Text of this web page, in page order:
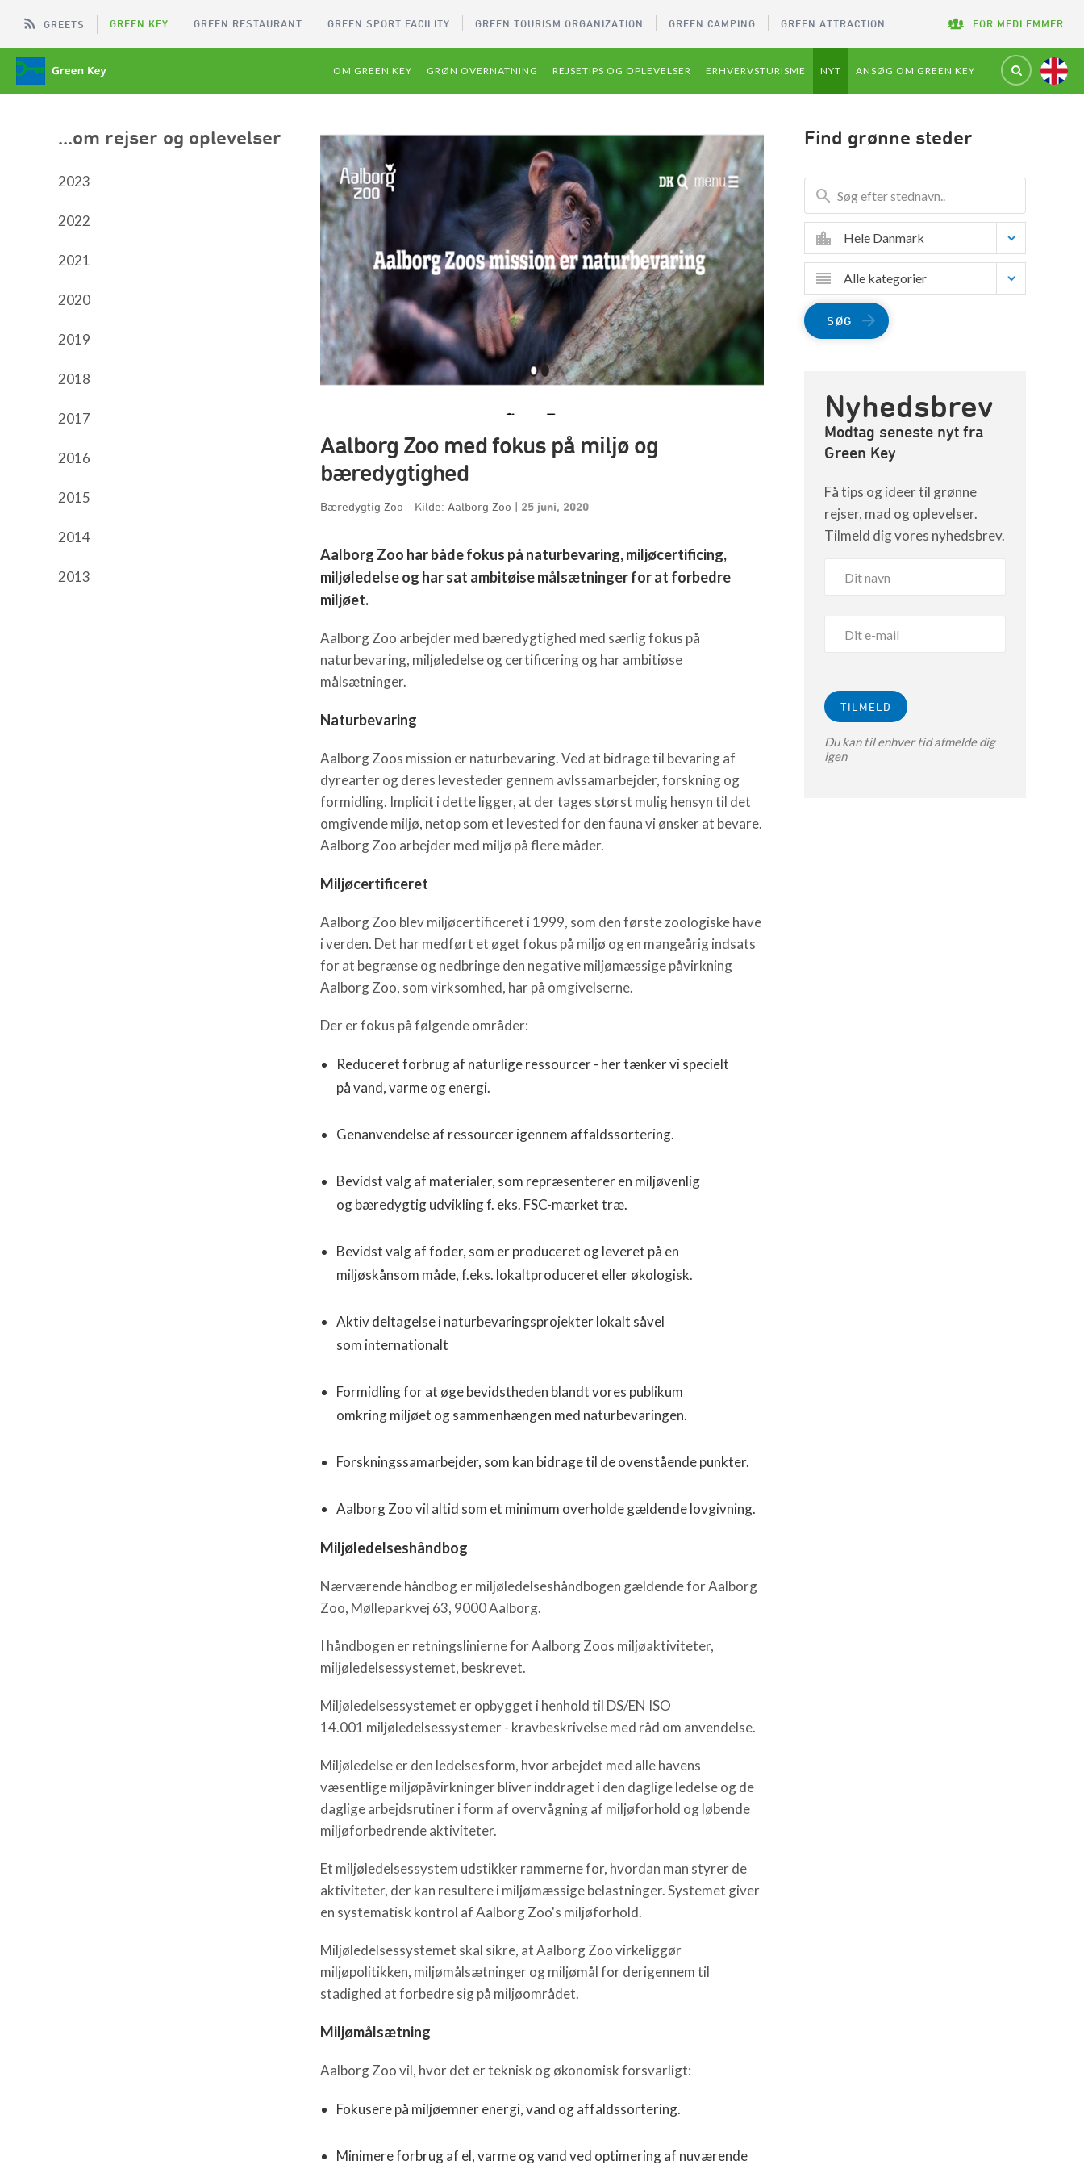
GREETS GREEN KEY GREEN RESTAURANT GREEN SPORT FACILITY GREEN TOURISM ORGANIZATION GREEN CAMPING GREEN ATTRACTION FOR MEDLEMMER
OM GREEN KEY GRØN OVERNATNING REJSETIPS OG OPLEVELSER ERHVERVSTURISME NYT ANSØG OM GREEN KEY
...om rejser og oplevelser
2023
2022
2021
2020
2019
2018
2017
2016
2015
2014
2013
Aalborg Zoo med fokus på miljø og
bæredygtighed
Bæredygtig Zoo - Kilde: Aalborg Zoo | 25 juni, 2020
Aalborg Zoo har både fokus på naturbevaring, miljøcertificing,
miljøledelse og har sat ambitøise målsætninger for at forbedre
miljøet.
Aalborg Zoo arbejder med bæredygtighed med særlig fokus på
naturbevaring, miljøledelse og certificering og har ambitiøse
målsætninger.
Naturbevaring
Aalborg Zoos mission er naturbevaring. Ved at bidrage til bevaring af
dyrearter og deres levesteder gennem avlssamarbejder, forskning og
formidling. Implicit i dette ligger, at der tages størst mulig hensyn til det
omgivende miljø, netop som et levested for den fauna vi ønsker at bevare.
Aalborg Zoo arbejder med miljø på flere måder.
Miljøcertificeret
Aalborg Zoo blev miljøcertificeret i 1999, som den første zoologiske have
i verden. Det har medført et øget fokus på miljø og en mangeårig indsats
for at begrænse og nedbringe den negative miljømæssige påvirkning
Aalborg Zoo, som virksomhed, har på omgivelserne.
Der er fokus på følgende områder:
Reduceret forbrug af naturlige ressourcer - her tænker vi specielt
på vand, varme og energi.
Genanvendelse af ressourcer igennem affaldssortering.
Bevidst valg af materialer, som repræsenterer en miljøvenlig
og bæredygtig udvikling f. eks. FSC-mærket træ.
Bevidst valg af foder, som er produceret og leveret på en
miljøskånsom måde, f.eks. lokaltproduceret eller økologisk.
Aktiv deltagelse i naturbevaringsprojekter lokalt såvel
som internationalt
Formidling for at øge bevidstheden blandt vores publikum
omkring miljøet og sammenhængen med naturbevaringen.
Forskningssamarbejder, som kan bidrage til de ovenstående punkter.
Aalborg Zoo vil altid som et minimum overholde gældende lovgivning.
Miljøledelseshåndbog
Nærværende håndbog er miljøledelseshåndbogen gældende for Aalborg
Zoo, Mølleparkvej 63, 9000 Aalborg.
I håndbogen er retningslinierne for Aalborg Zoos miljøaktiviteter,
miljøledelsessystemet, beskrevet.
Miljøledelsessystemet er opbygget i henhold til DS/EN ISO
14.001 miljøledelsessystemer - kravbeskrivelse med råd om anvendelse.
Miljøledelse er den ledelsesform, hvor arbejdet med alle havens
væsentlige miljøpåvirkninger bliver inddraget i den daglige ledelse og de
daglige arbejdsrutiner i form af overvågning af miljøforhold og løbende
miljøforbedrende aktiviteter.
Et miljøledelsessystem udstikker rammerne for, hvordan man styrer de
aktiviteter, der kan resultere i miljømæssige belastninger. Systemet giver
en systematisk kontrol af Aalborg Zoo's miljøforhold.
Miljøledelsessystemet skal sikre, at Aalborg Zoo virkeliggør
miljøpolitikken, miljømålsætninger og miljømål for derigennem til
stadighed at forbedre sig på miljøområdet.
Miljømålsætning
Aalborg Zoo vil, hvor det er teknisk og økonomisk forsvarligt:
Fokusere på miljøemner energi, vand og affaldssortering.
Minimere forbrug af el, varme og vand ved optimering af nuværende
Find grønne steder
Hele Danmark
Alle kategorier
SØG
Nyhedsbrev
Modtag seneste nyt fra
Green Key
Få tips og ideer til grønne
rejser, mad og oplevelser.
Tilmeld dig vores nyhedsbrev.
Du kan til enhver tid afmelde dig
igen